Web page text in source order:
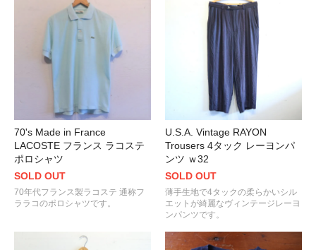
70's Made in France
LACOSTE フランス ラコステ
ポロシャツ
SOLD OUT
70年代フランス製ラコステ 通称フ
ララコのポロシャツです。
U.S.A. Vintage RAYON
Trousers 4タック レーヨンパ
ンツ ｗ32
SOLD OUT
薄手生地で4タックの柔らかいシル
エットが綺麗なヴィンテージレーヨ
ンパンツです。